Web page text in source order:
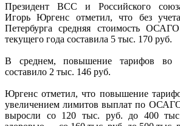
Президент ВСС и Российского союза
Игорь Юргенс отметил, что без
Петербурга средняя стоимость
текущего года составила 5 тыс. 170 руб.
В среднем, повышение тарифов во
составило 2 тыс. 146 руб.
Юргенс отметил, что повышение
увеличением лимитов выплат по
выросли со 120 тыс. руб. до 400